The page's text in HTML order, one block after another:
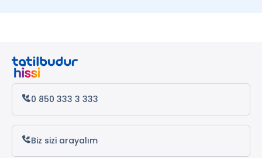
0 850 333 3 333
Biz sizi arayalım